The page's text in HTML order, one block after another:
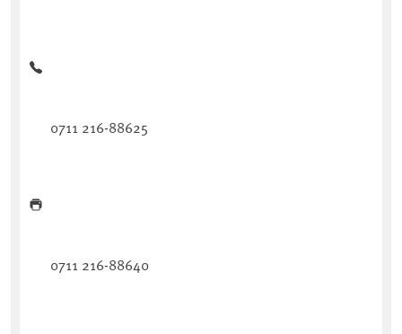
0711 216-88625
0711 216-88640